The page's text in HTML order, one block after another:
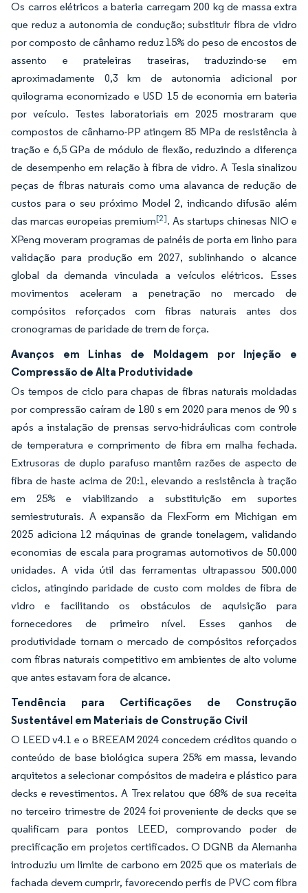
Os carros elétricos a bateria carregam 200 kg de massa extra
que reduz a autonomia de condução; substituir fibra de vidro
por composto de cânhamo reduz 15% do peso de encostos de
assento e prateleiras traseiras, traduzindo-se em
aproximadamente 0,3 km de autonomia adicional por
quilograma economizado e USD 15 de economia em bateria
por veículo. Testes laboratoriais em 2025 mostraram que
compostos de cânhamo-PP atingem 85 MPa de resistência à
tração e 6,5 GPa de módulo de flexão, reduzindo a diferença
de desempenho em relação à fibra de vidro. A Tesla sinalizou
peças de fibras naturais como uma alavanca de redução de
custos para o seu próximo Model 2, indicando difusão além
das marcas europeias premium[2]. As startups chinesas NIO e
XPeng moveram programas de painéis de porta em linho para
validação para produção em 2027, sublinhando o alcance
global da demanda vinculada a veículos elétricos. Esses
movimentos aceleram a penetração no mercado de
compósitos reforçados com fibras naturais antes dos
cronogramas de paridade de trem de força.
Avanços em Linhas de Moldagem por Injeção e
Compressão de Alta Produtividade
Os tempos de ciclo para chapas de fibras naturais moldadas
por compressão caíram de 180 s em 2020 para menos de 90 s
após a instalação de prensas servo-hidráulicas com controle
de temperatura e comprimento de fibra em malha fechada.
Extrusoras de duplo parafuso mantêm razões de aspecto de
fibra de haste acima de 20:1, elevando a resistência à tração
em 25% e viabilizando a substituição em suportes
semiestruturais. A expansão da FlexForm em Michigan em
2025 adiciona 12 máquinas de grande tonelagem, validando
economias de escala para programas automotivos de 50.000
unidades. A vida útil das ferramentas ultrapassou 500.000
ciclos, atingindo paridade de custo com moldes de fibra de
vidro e facilitando os obstáculos de aquisição para
fornecedores de primeiro nível. Esses ganhos de
produtividade tornam o mercado de compósitos reforçados
com fibras naturais competitivo em ambientes de alto volume
que antes estavam fora de alcance.
Tendência para Certificações de Construção
Sustentável em Materiais de Construção Civil
O LEED v4.1 e o BREEAM 2024 concedem créditos quando o
conteúdo de base biológica supera 25% em massa, levando
arquitetos a selecionar compósitos de madeira e plástico para
decks e revestimentos. A Trex relatou que 68% de sua receita
no terceiro trimestre de 2024 foi proveniente de decks que se
qualificam para pontos LEED, comprovando poder de
precificação em projetos certificados. O DGNB da Alemanha
introduziu um limite de carbono em 2025 que os materiais de
fachada devem cumprir, favorecendo perfis de PVC com fibra